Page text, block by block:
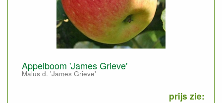
Appelboom 'James Grieve'
Malus d. 'James Grieve'
prijs zie: